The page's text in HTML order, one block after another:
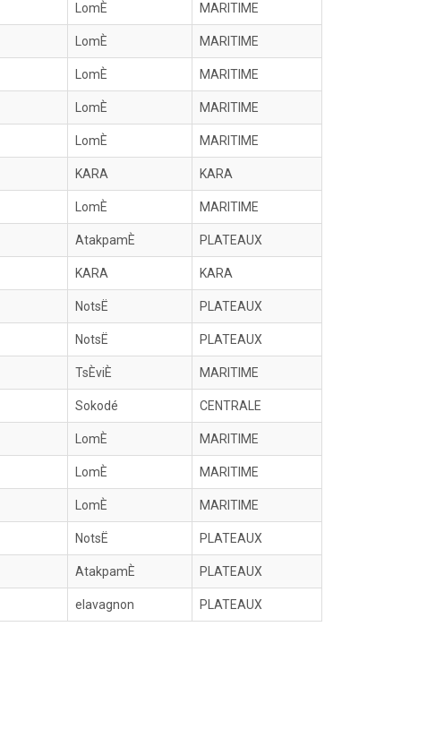
LomÈ MARITIME
LomÈ MARITIME
LomÈ MARITIME
LomÈ MARITIME
LomÈ MARITIME
KARA KARA
LomÈ MARITIME
AtakpamÈ PLATEAUX
KARA KARA
NotsË PLATEAUX
NotsË PLATEAUX
TsÈviÈ MARITIME
Sokodé CENTRALE
LomÈ MARITIME
LomÈ MARITIME
LomÈ MARITIME
NotsË PLATEAUX
AtakpamÈ PLATEAUX
elavagnon PLATEAUX